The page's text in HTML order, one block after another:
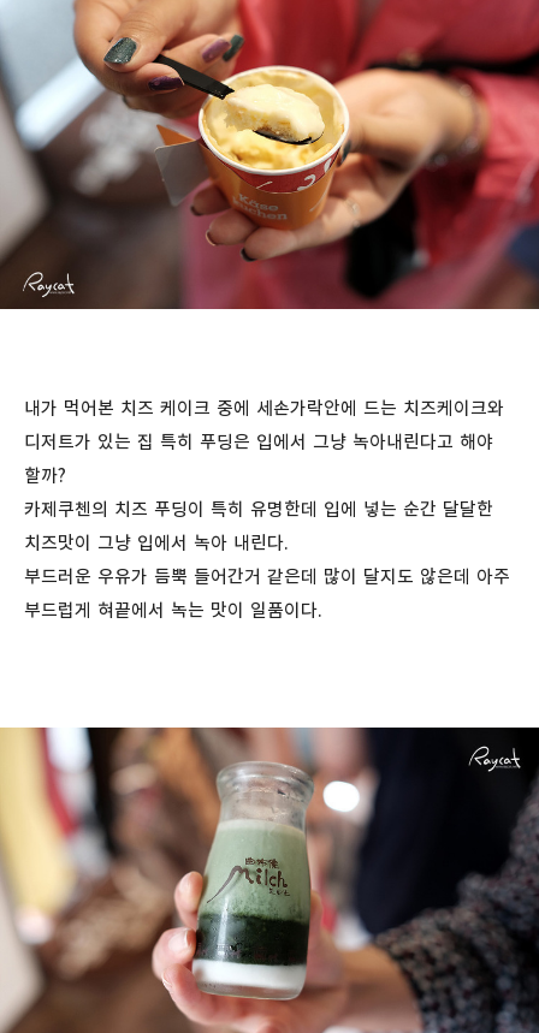
내가 먹어본 치즈 케이크 중에 세손가락안에 드는 치즈케이크와
디저트가 있는 집 특히 푸딩은 입에서 그냥 녹아내린다고 해야
할까?
카제쿠첸의 치즈 푸딩이 특히 유명한데 입에 넣는 순간 달달한
치즈맛이 그냥 입에서 녹아 내린다.
부드러운 우유가 듬뿍 들어간거 같은데 많이 달지도 않은데 아주
부드럽게 혀끝에서 녹는 맛이 일품이다.